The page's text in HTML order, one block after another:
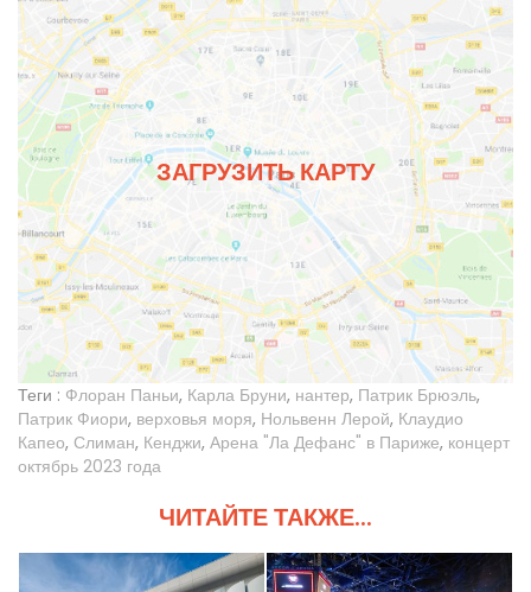
ЗАГРУЗИТЬ КАРТУ
Теги : Флоран Паньи, Карла Бруни, нантер, Патрик Брюэль,
Патрик Фиори, верховья моря, Нольвенн Лерой, Клаудио
Капео, Слиман, Кенджи, Арена "Ла Дефанс" в Париже, концерт
октябрь 2023 года
ЧИТАЙТЕ ТАКЖЕ...